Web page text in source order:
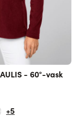
- 60°-vask
+5